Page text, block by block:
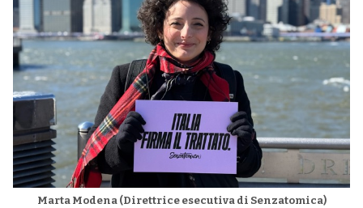
Marta Modena (Direttrice esecutiva di Senzatomica)